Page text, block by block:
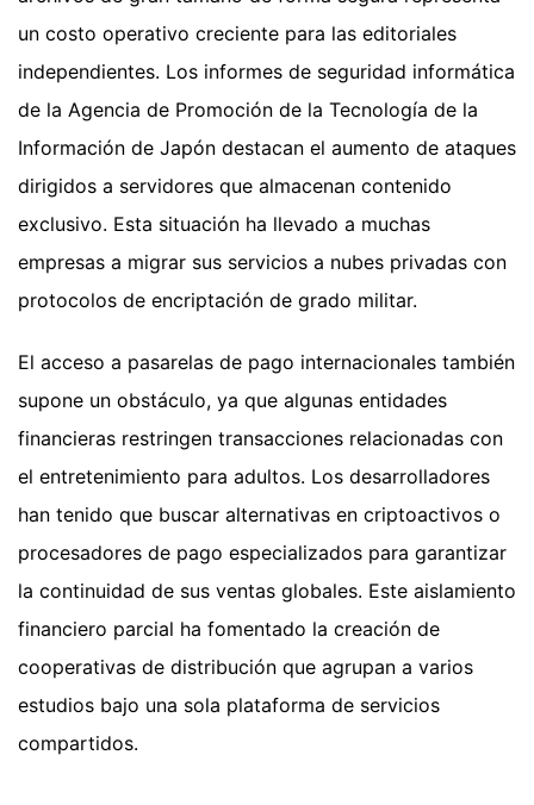
un costo operativo creciente para las editoriales
independientes. Los informes de seguridad informática
de la Agencia de Promoción de la Tecnología de la
Información de Japón destacan el aumento de ataques
dirigidos a servidores que almacenan contenido
exclusivo. Esta situación ha llevado a muchas
empresas a migrar sus servicios a nubes privadas con
protocolos de encriptación de grado militar.
El acceso a pasarelas de pago internacionales también
supone un obstáculo, ya que algunas entidades
financieras restringen transacciones relacionadas con
el entretenimiento para adultos. Los desarrolladores
han tenido que buscar alternativas en criptoactivos o
procesadores de pago especializados para garantizar
la continuidad de sus ventas globales. Este aislamiento
financiero parcial ha fomentado la creación de
cooperativas de distribución que agrupan a varios
estudios bajo una sola plataforma de servicios
compartidos.